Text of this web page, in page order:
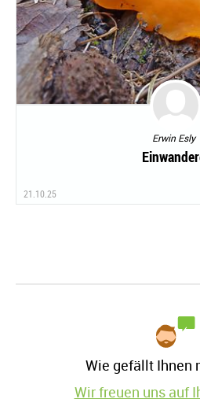
Erwin Esly
21.10.25
Wie gefällt Ihnen
Wir freuen uns auf